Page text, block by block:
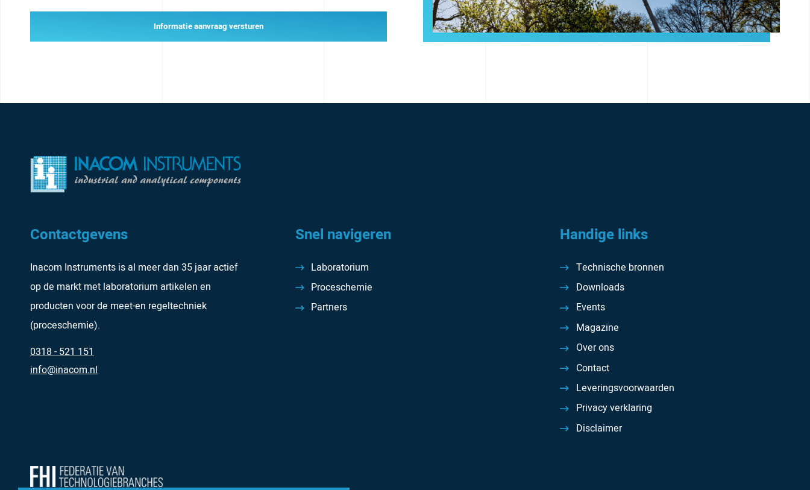
Informatie aanvraag versturen
Contactgevens
Inacom Instruments is al meer dan 35 jaar actief
op de markt met laboratorium artikelen en
producten voor de meet-en regeltechniek
(proceschemie).
0318 - 521 151
info@inacom.nl
Snel navigeren
Laboratorium
Proceschemie
Partners
Handige links
Technische bronnen
Downloads
Events
Magazine
Over ons
Contact
Leveringsvoorwaarden
Privacy verklaring
Disclaimer